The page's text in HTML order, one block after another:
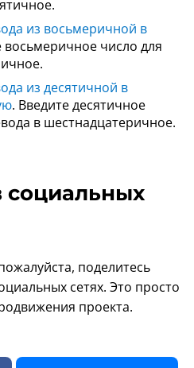
из восьмеричной в
восьмеричное число для
из десятичной в
. Введите десятичное
в шестнадцатеричное.
социальных
поделитесь
сетях. Это просто
проекта.